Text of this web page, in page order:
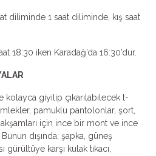
diliminde 1 saat diliminde, kış saat
18:30 iken Karadağ’da 16:30’dur.
kolayca giyilip çıkarılabilecek t-
pamuklu pantolonlar, şort,
akşamları için ince bir mont ve ince
dışında; şapka, güneş
karşı kulak tıkacı,